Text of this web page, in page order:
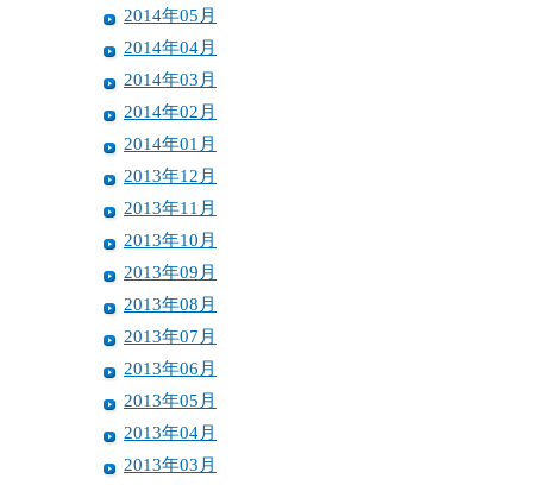
2014年05月
2014年04月
2014年03月
2014年02月
2014年01月
2013年12月
2013年11月
2013年10月
2013年09月
2013年08月
2013年07月
2013年06月
2013年05月
2013年04月
2013年03月